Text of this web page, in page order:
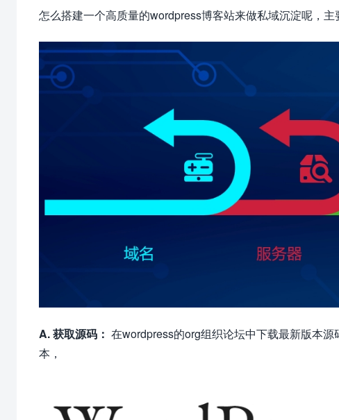
怎么搭建一个高质量的wordpress博客站来做私域沉淀呢，主
A. 获取源码： 在wordpress的org组织论坛中下载最新版本
本，